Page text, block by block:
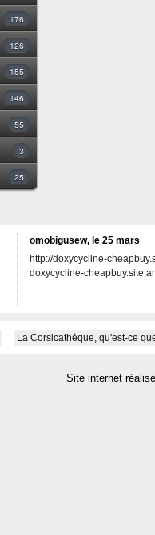
176
126
155
146
55
3
25
omobigusew, le 25 mars
http://doxycycline-
doxycycline-
La Corsicathèque, qu'est-ce
Site internet